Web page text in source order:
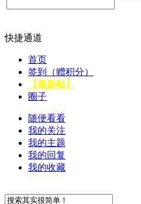
快捷通道
首页
签到（赠积分）
【最新帖】
圈子
随便看看
我的关注
我的主题
我的回复
我的收藏